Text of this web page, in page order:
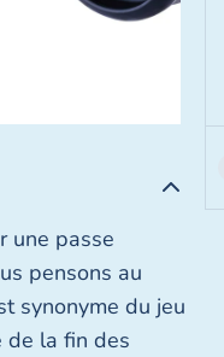
une passe
pensons au
synonyme du jeu
de la fin des